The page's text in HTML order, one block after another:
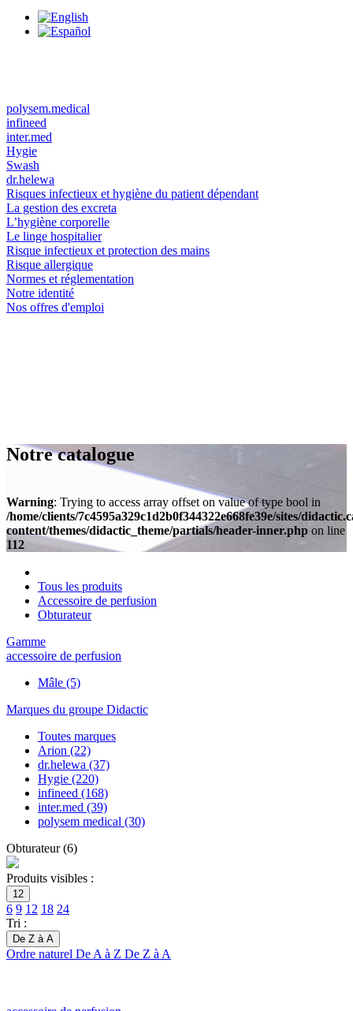
polysem.medical
infineed
inter.med
Hygie
Swash
dr.helewa
Risques infectieux et hygiène du patient dépendant
La gestion des excreta
L’hygiène corporelle
Le linge hospitalier
Risque infectieux et protection des mains
Risque allergique
Normes et réglementation
Notre identité
Nos offres d'emploi
Notre catalogue
Warning: Trying to access array offset on value of type bool in
/home/clients/7c4595a329c1d2b0f344322e668fe39e/sites/
content/themes/didactic_theme/partials/header-inner.php on line
112
Tous les produits
Accessoire de perfusion
Obturateur
Gamme
accessoire de perfusion
Mâle (5)
Marques du groupe Didactic
Toutes marques
Arion (22)
dr.helewa (37)
Hygie (220)
infineed (168)
inter.med (39)
polysem medical (30)
Obturateur(6)
Produits visibles :
12
6 9 12 18 24
Tri :
De Z à A
Ordre naturel De A à Z De Z à A